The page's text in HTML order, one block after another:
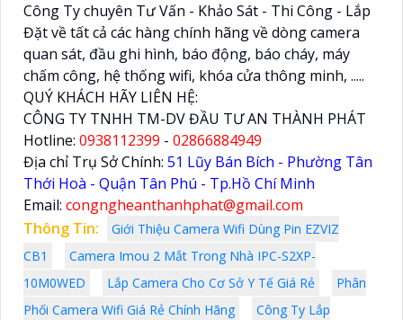
Công Ty chuyên Tư Vấn - Khảo Sát - Thi Công - Lắp
Đặt về tất cả các hàng chính hãng về dòng camera
quan sát, đầu ghi hình, báo động, báo cháy, máy
chấm công, hệ thống wifi, khóa cửa thông minh, .....
QUÝ KHÁCH HÃY LIÊN HỆ:
CÔNG TY TNHH TM-DV ĐẦU TƯ AN THÀNH PHÁT
Hotline: 0938112399 - 02866884949
Địa chỉ Trụ Sở Chính: 51 Lũy Bán Bích - Phường Tân
Thới Hoà - Quận Tân Phú - Tp.Hồ Chí Minh
Email: congngheanthanhphat@gmail.com
Thông Tin:
Giới Thiệu Camera Wifi Dùng Pin EZVIZ
CB1
Camera Imou 2 Mắt Trong Nhà IPC-S2XP-
10M0WED
Lắp Camera Cho Cơ Sở Y Tế Giá Rẻ
Phân
Phối Camera Wifi Giá Rẻ Chính Hãng
Công Ty Lắp